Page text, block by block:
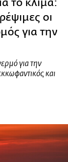
το κλίμα:
οι
για την
για την
και